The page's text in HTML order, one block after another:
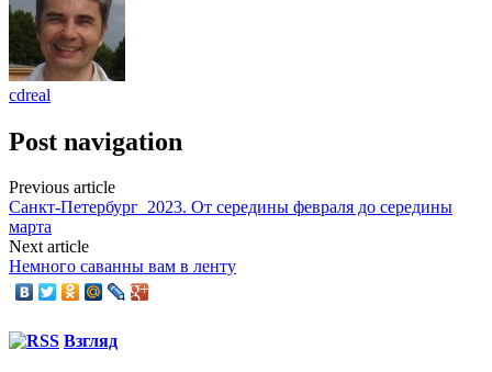
cdreal
Post navigation
Previous article
Санкт-Петербург_2023. От середины февраля до середины
марта
Next article
Немного саванны вам в ленту
Взгляд